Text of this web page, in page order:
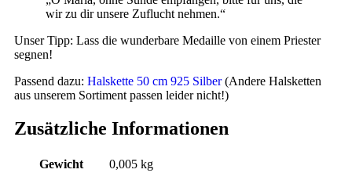
wir zu dir unsere Zuflucht nehmen.“
Unser Tipp: Lass die wunderbare Medaille von einem Priester
segnen!
Passend dazu: Halskette 50 cm 925 Silber(Andere Halsketten
aus unserem Sortiment passen leider nicht!)
Zusätzliche Informationen
Gewicht
0,005 kg